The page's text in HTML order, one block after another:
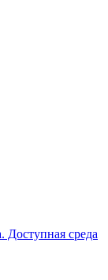
Доступная среда